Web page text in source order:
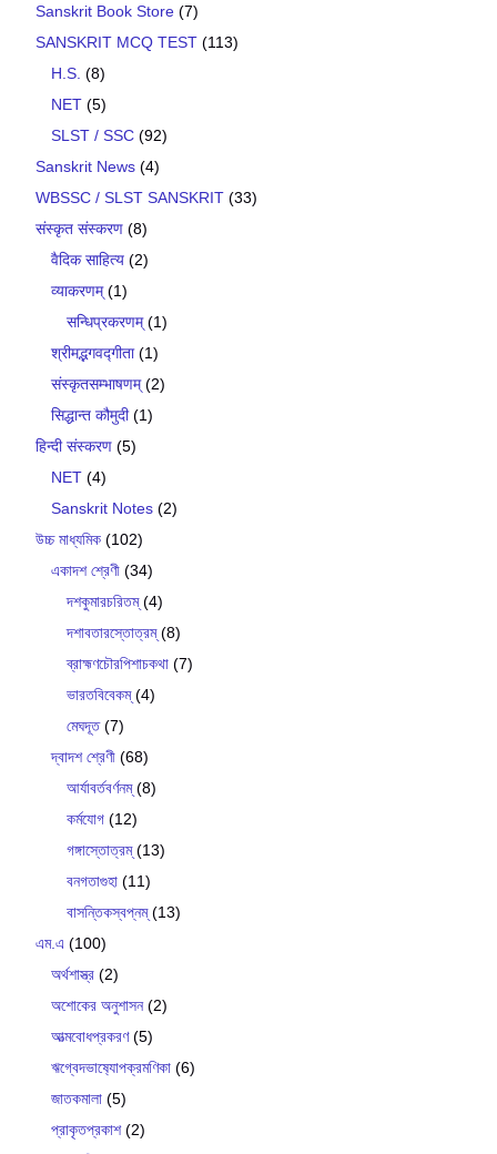
Sanskrit Book Store (7)
SANSKRIT MCQ TEST (113)
H.S. (8)
NET (5)
SLST / SSC (92)
Sanskrit News (4)
WBSSC / SLST SANSKRIT (33)
संस्कृत संस्करण (8)
वैदिक साहित्य (2)
व्याकरणम्(1)
सन्धिप्रकरणम्(1)
श्रीमद्भगवद्गीता(1)
संस्कृतसम्भाषणम्(2)
सिद्धान्त कौमुदी(1)
हिन्दी संस्करण (5)
NET (4)
Sanskrit Notes (2)
উচ্চ মাধ্যমিক (102)
একাদশ শ্রেণী (34)
দশকুমারচরিতম্(4)
দশাবতারস্তোত্রম্(8)
ব্রাহ্মণচৌরপিশাচকথা (7)
ভারতবিবেকম্(4)
মেঘদূত(7)
দ্বাদশ শ্রেণী (68)
আর্যাবর্তবর্ণনম্(8)
কর্মযোগ (12)
গঙ্গাস্তোত্রম্(13)
বনগতাগুহা (11)
বাসন্তিকস্বপ্নম্(13)
এম.এ (100)
অর্থশাস্ত্র (2)
অশোকের অনুশাসন(2)
আত্মবোধপ্রকরণ(5)
ঋগ্বেদভাষ‍্যোপক্রমণিকা (6)
জাতকমালা (5)
প্রাকৃতপ্রকাশ(2)